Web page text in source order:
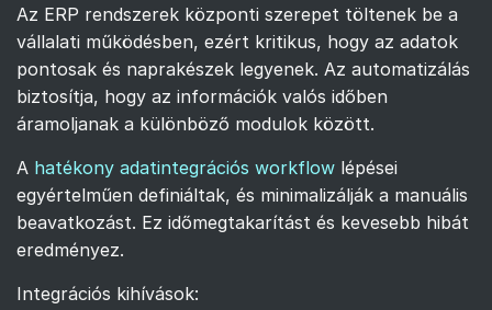
Az ERP rendszerek központi szerepet töltenek be a
vállalati működésben, ezért kritikus, hogy az adatok
pontosak és naprakészek legyenek. Az automatizálás
biztosítja, hogy az információk valós időben
áramoljanak a különböző modulok között.
A hatékony adatintegrációs workflow lépései
egyértelműen definiáltak, és minimalizálják a manuális
beavatkozást. Ez időmegtakarítást és kevesebb hibát
eredményez.
Integrációs kihívások: